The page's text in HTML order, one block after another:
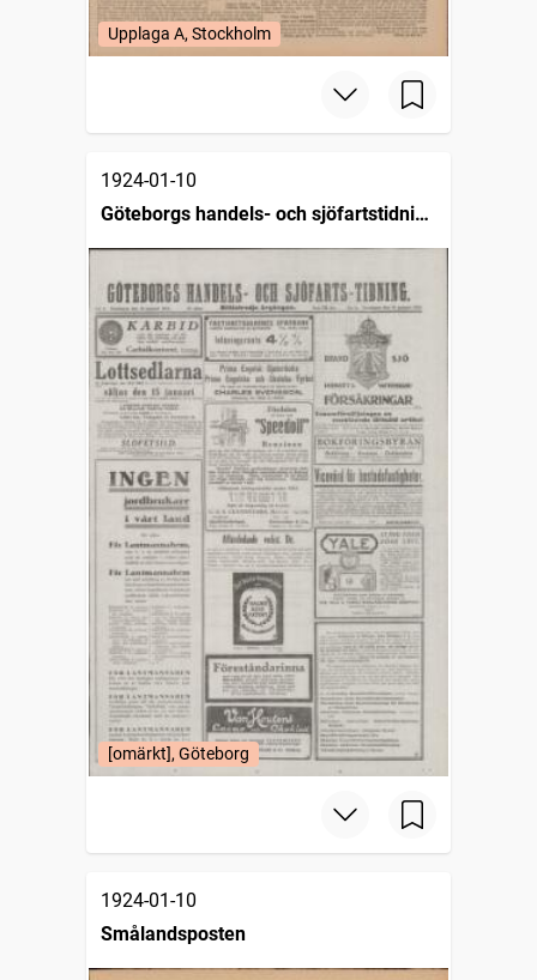
Upplaga A, Stockholm
1924-01-10
Göteborgs handels- och sjöfartstidning
[omärkt], Göteborg
1924-01-10
Smålandsposten